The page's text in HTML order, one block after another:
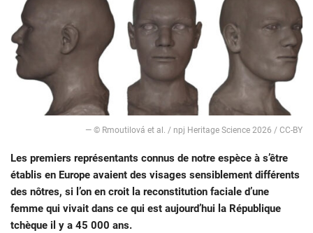
— © Rmoutilová et al. / npj Heritage Science 2026 / CC-BY
Les premiers représentants connus de notre espèce à s’être
établis en Europe avaient des visages sensiblement différents
des nôtres, si l’on en croit la reconstitution faciale d’une
femme qui vivait dans ce qui est aujourd’hui la République
tchèque il y a 45 000 ans.